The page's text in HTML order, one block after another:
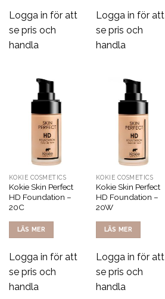
Logga in för att
se pris och
handla
Logga in för att
se pris och
handla
KOKIE COSMETICS
Kokie Skin Perfect
HD Foundation –
20C
LÄS MER
Logga in för att
se pris och
handla
KOKIE COSMETICS
Kokie Skin Perfect
HD Foundation –
20W
LÄS MER
Logga in för att
se pris och
handla